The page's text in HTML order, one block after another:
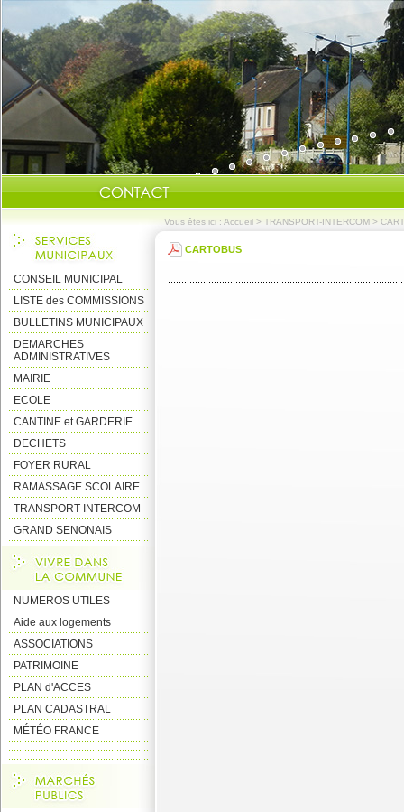
Vous êtes ici : Accueil > TRANSPORT-INTERCOM >
CONSEIL MUNICIPAL
LISTE des COMMISSIONS
BULLETINS MUNICIPAUX
DEMARCHES
ADMINISTRATIVES
MAIRIE
ECOLE
CANTINE et GARDERIE
DECHETS
FOYER RURAL
RAMASSAGE SCOLAIRE
TRANSPORT-INTERCOM
GRAND SENONAIS
NUMEROS UTILES
Aide aux logements
ASSOCIATIONS
PATRIMOINE
PLAN d'ACCES
PLAN CADASTRAL
MÉTÉO FRANCE
CARTOBUS